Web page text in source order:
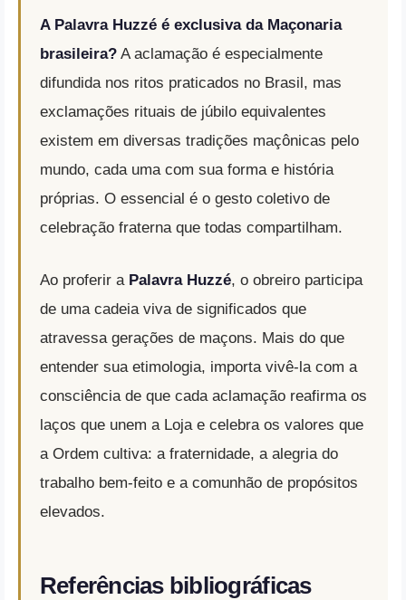
A Palavra Huzzé é exclusiva da Maçonaria
brasileira?A aclamação é especialmente
difundida nos ritos praticados no Brasil, mas
exclamações rituais de júbilo equivalentes
existem em diversas tradições maçônicas pelo
mundo, cada uma com sua forma e história
próprias. O essencial é o gesto coletivo de
celebração fraterna que todas compartilham.
Ao proferir a Palavra Huzzé, o obreiro participa
de uma cadeia viva de significados que
atravessa gerações de maçons. Mais do que
entender sua etimologia, importa vivê-la com a
consciência de que cada aclamação reafirma os
laços que unem a Loja e celebra os valores que
a Ordem cultiva: a fraternidade, a alegria do
trabalho bem-feito e a comunhão de propósitos
elevados.
Referências bibliográficas